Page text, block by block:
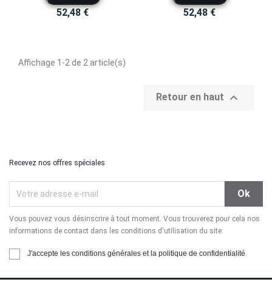
52,48 € 52,48 €
Affichage 1-2 de 2 article(s)
Retour en haut 
Recevez nos offres spéciales
Vous pouvez vous désinscrire à tout moment. Vous trouverez pour cela nos
informations de contact dans les conditions d'utilisation du site.
J'accepte les conditions générales et la politique de confidentialité